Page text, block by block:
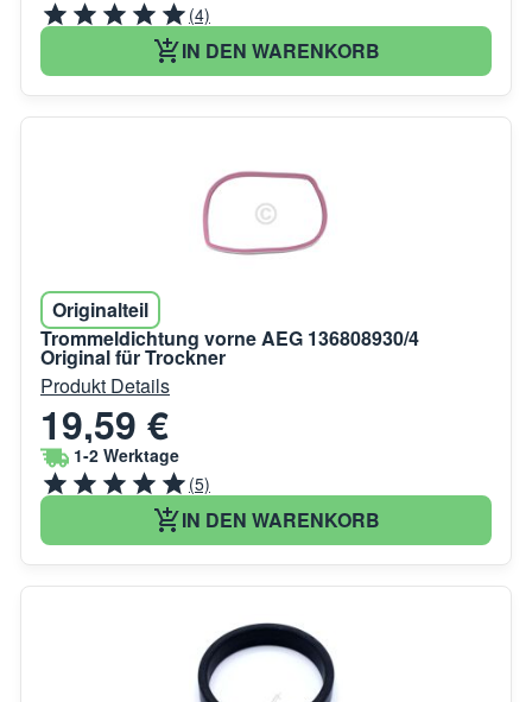
(4)
IN DEN WARENKORB
Originalteil
Trommeldichtung vorne AEG 136808930/4
Original für Trockner
Produkt Details
19,59 €
1-2 Werktage
(5)
IN DEN WARENKORB